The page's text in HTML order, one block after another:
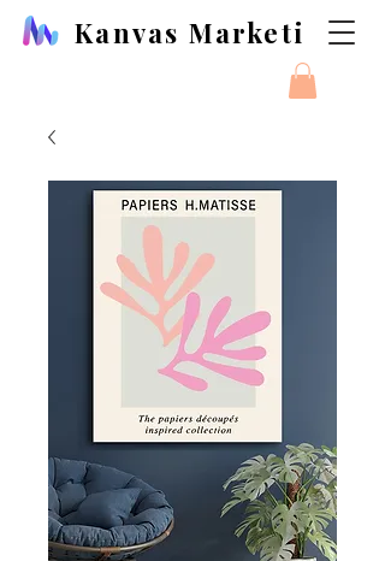
Kanvas Marketi